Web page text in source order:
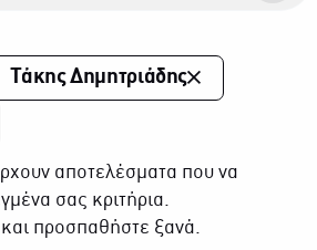
Τάκης Δημητριάδης
αποτελέσματα που να
σας κριτήρια.
και προσπαθήστε ξανά.